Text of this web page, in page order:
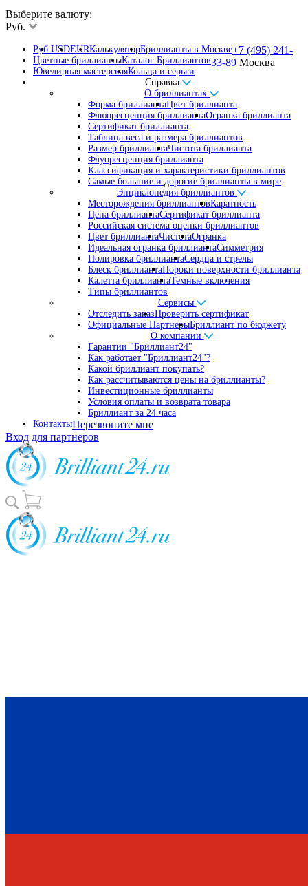
Выберите валюту:
Руб.
Руб.USDEURКалькуляторБриллианты в Москве
Цветные бриллиантыКаталог Бриллиантов
Ювелирная мастерскаяКольца и серьги
Справка
О бриллиантах
Форма бриллиантаЦвет бриллианта
Флюоресценция бриллиантаОгранка бриллианта
Сертификат бриллианта
Таблица веса и размера бриллиантов
Размер бриллиантаЧистота бриллианта
Флуоресценция бриллианта
Классификация и характеристики бриллиантов
Самые большие и дорогие бриллианты в мире
Энциклопедия бриллиантов
Месторождения бриллиантовКаратность
Цена бриллиантаСертификат бриллианта
Российская система оценки бриллиантов
Цвет бриллиантаЧистотаОгранка
Идеальная огранка бриллиантаСимметрия
Полировка бриллиантаСердца и стрелы
Блеск бриллиантаПороки поверхности бриллианта
Калетта бриллиантаТемные включения
Типы бриллиантов
Сервисы
Отследить заказПроверить сертификат
Официальные ПартнерыБриллиант по бюджету
О компании
Гарантии "Бриллиант24"
Как работает "Бриллиант24"?
Какой бриллиант покупать?
Как рассчитываются цены на бриллианты?
Инвестиционные бриллианты
Условия оплаты и возврата товара
Бриллиант за 24 часа
Контакты
+7 (495) 241-
33-89 Москва
Перезвоните мне
Вход для партнеров